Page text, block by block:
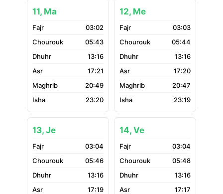
11, Ma
03:02
05:43
13:16
17:21
20:49
23:20
12, Me
03:03
05:44
13:16
17:20
20:47
23:19
13, Je
03:04
05:46
13:16
17:19
14, Ve
03:04
05:48
13:16
17:17